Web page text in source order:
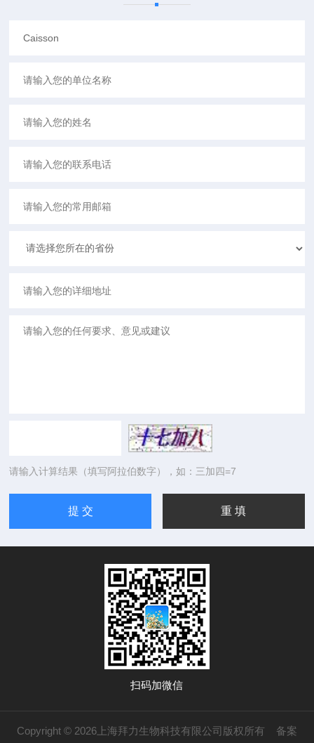
请输入计算结果（填写阿拉伯数字），如：三加四=7
扫码加微信
Copyright © 2026上海拜力生物科技有限公司版权所有 备案